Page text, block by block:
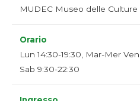
MUDEC Museo delle Culture
Orario
Lun 14:30-19:30, Mar-Mer
Sab 9:30-22:30